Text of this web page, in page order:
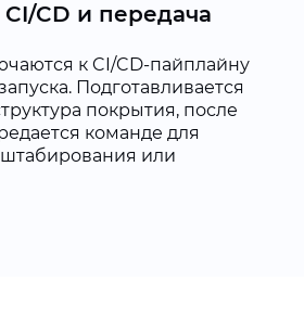
CD и передача
к CI/CD-пайплайну
Подготавливается
покрытия, после
команде для
или